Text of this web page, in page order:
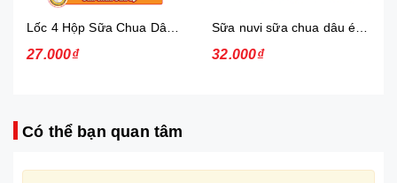
27.000₫ 32.000₫
Có thể bạn quan tâm